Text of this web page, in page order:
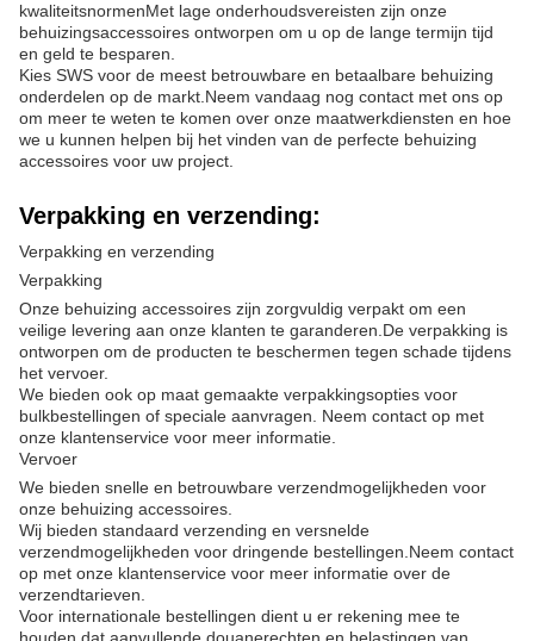
kwaliteitsnormenMet lage onderhoudsvereisten zijn onze
behuizingsaccessoires ontworpen om u op de lange termijn tijd
en geld te besparen.
Kies SWS voor de meest betrouwbare en betaalbare behuizing
onderdelen op de markt.Neem vandaag nog contact met ons op
om meer te weten te komen over onze maatwerkdiensten en hoe
we u kunnen helpen bij het vinden van de perfecte behuizing
accessoires voor uw project.
Verpakking en verzending:
Verpakking en verzending
Verpakking
Onze behuizing accessoires zijn zorgvuldig verpakt om een
veilige levering aan onze klanten te garanderen.De verpakking is
ontworpen om de producten te beschermen tegen schade tijdens
het vervoer.
We bieden ook op maat gemaakte verpakkingsopties voor
bulkbestellingen of speciale aanvragen. Neem contact op met
onze klantenservice voor meer informatie.
Vervoer
We bieden snelle en betrouwbare verzendmogelijkheden voor
onze behuizing accessoires.
Wij bieden standaard verzending en versnelde
verzendmogelijkheden voor dringende bestellingen.Neem contact
op met onze klantenservice voor meer informatie over de
verzendtarieven.
Voor internationale bestellingen dient u er rekening mee te